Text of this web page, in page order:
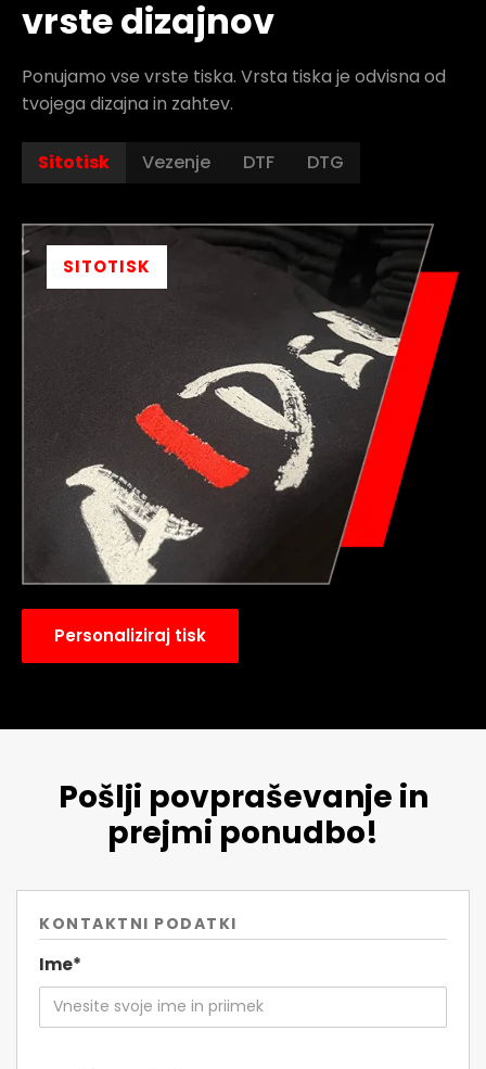
vrste dizajnov
Ponujamo vse vrste tiska. Vrsta tiska je odvisna od
tvojega dizajna in zahtev.
Sitotisk Vezenje DTF DTG
SITOTISK
Personaliziraj tisk
Pošlji povpraševanje in
prejmi ponudbo!
KONTAKTNI PODATKI
Ime*